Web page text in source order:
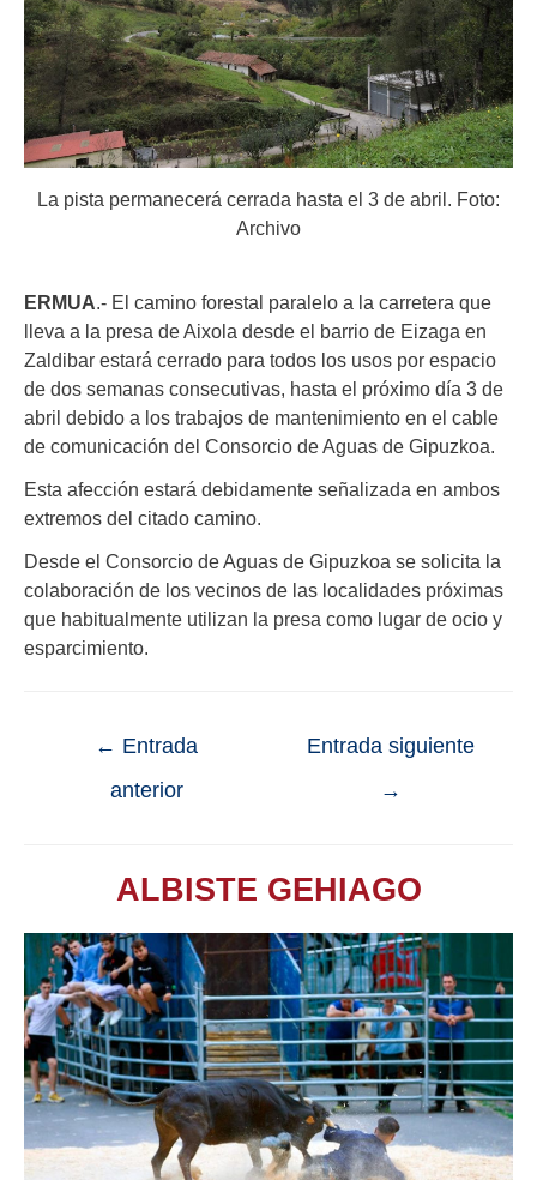
La pista permanecerá cerrada hasta el 3 de abril. Foto:
Archivo
ERMUA .- El camino forestal paralelo a la carretera que
lleva a la presa de Aixola desde el barrio de Eizaga en
Zaldibar estará cerrado para todos los usos por espacio
de dos semanas consecutivas, hasta el próximo día 3 de
abril debido a los trabajos de mantenimiento en el cable
de comunicación del Consorcio de Aguas de Gipuzkoa
Esta afección estará debidamente señalizada en ambos
extremos del citado camino.
Desde el Consorcio de Aguas de Gipuzkoa se solicita la
colaboración de los vecinos de las localidades próximas
que habitualmente utilizan la presa como lugar de ocio y
esparcimiento.
← Entrada
anterior
Entrada siguiente
→
ALBISTE GEHIAGO